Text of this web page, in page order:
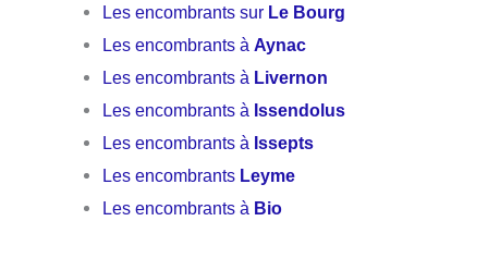
Les encombrants sur Le Bourg
Les encombrants àAynac
Les encombrants à Livernon
Les encombrants à Issendolus
Les encombrants à Issepts
Les encombrants Leyme
Les encombrants à Bio